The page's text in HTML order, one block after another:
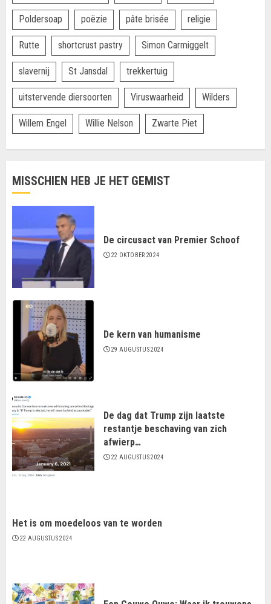
Poldersoap poëzie pâte brisée religie
Rutte shortcrust pastry Simon Carmiggelt
slavernij St Jansdal trekkertuig
uitstervende diersoorten Viruswaarheid Wilders
Willem Engel Willie Nelson Zwarte Piet
MISSCHIEN HEB JE HET GEMIST
De circusact van Premier Schoof
22 OKTOBER 2024
De kern van humanisme
29 AUGUSTUS 2024
De dag dat Trump zijn laatste
restantje beschaving van zich
afwierp…
22 AUGUSTUS 2024
Het is om moedeloos van te worden
22 AUGUSTUS 2024